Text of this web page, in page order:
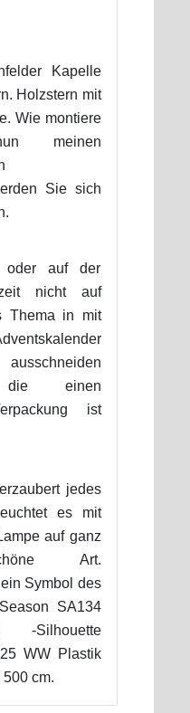
Kapelle
Holzstern mit
Wie montiere
meinen
Sie sich
oder auf der
nicht auf
Thema in mit
einen
ist
jedes
es mit
auf ganz
Art.
Symbol des
SA134
-Silhouette
WW Plastik
cm.